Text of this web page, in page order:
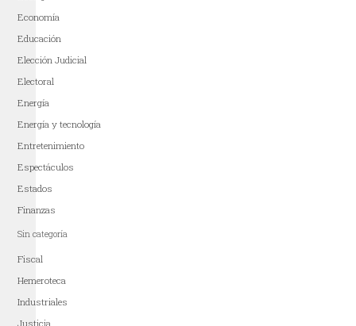
Economía
Educación
Elección Judicial
Electoral
Energía
Energía y tecnología
Entretenimiento
Espectáculos
Estados
Finanzas
Sin categoría
Fiscal
Hemeroteca
Industriales
Justicia